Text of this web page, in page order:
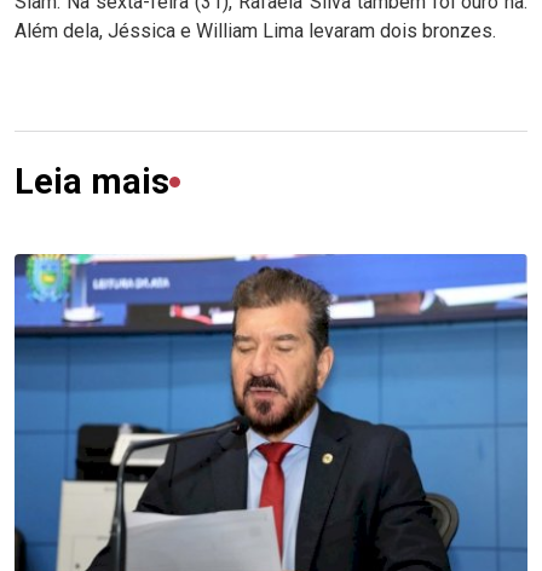
Além dela, Jéssica e William Lima levaram dois bronzes.
Leia mais